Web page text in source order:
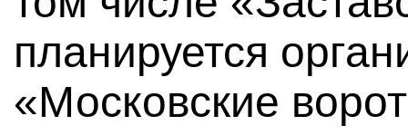
планируется
«Московские